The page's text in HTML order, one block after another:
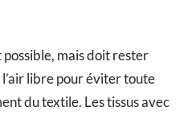
possible, mais doit rester
libre pour éviter toute
du textile. Les tissus avec